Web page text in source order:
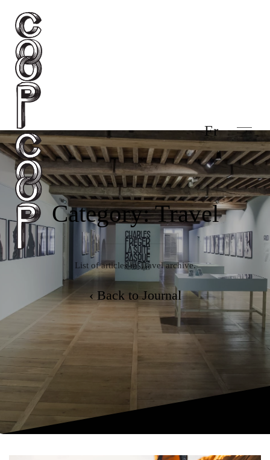
Fr
Category: Travel
List of articles in Travel archive.
‹ Back to Journal